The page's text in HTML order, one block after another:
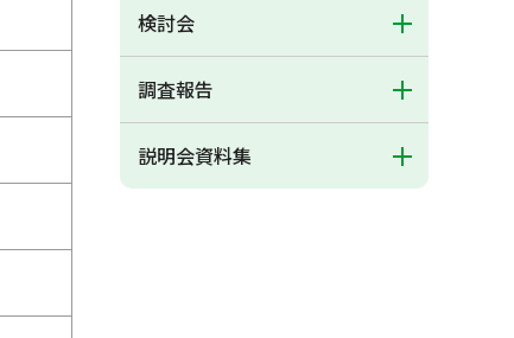
検討会
調査報告
説明会資料集